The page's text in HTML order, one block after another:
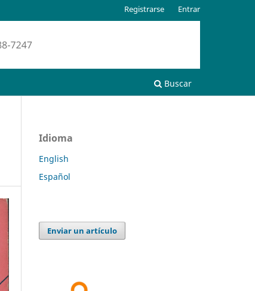
Buscar
Registrarse Entrar
Idioma
English
Español
Enviar un artículo